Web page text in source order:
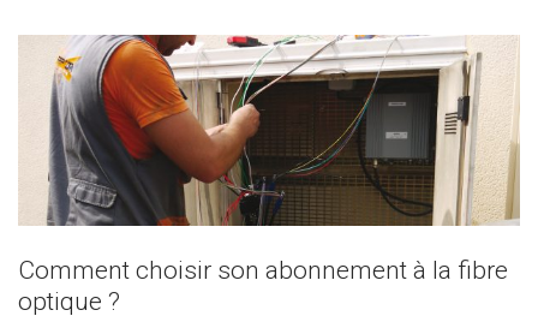
Comment choisir son abonnement à la fibre
optique ?